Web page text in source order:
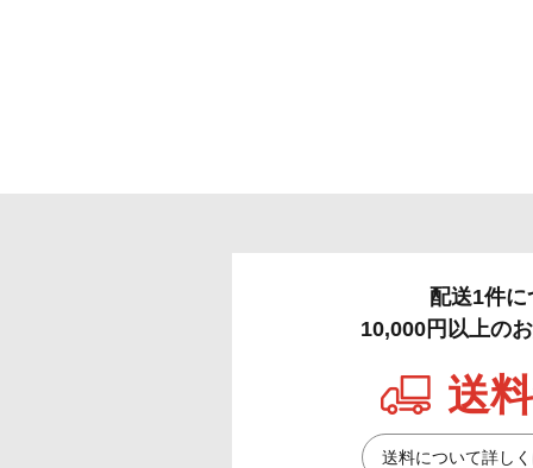
配送1件に
10,000円以上の
送
送料について詳し